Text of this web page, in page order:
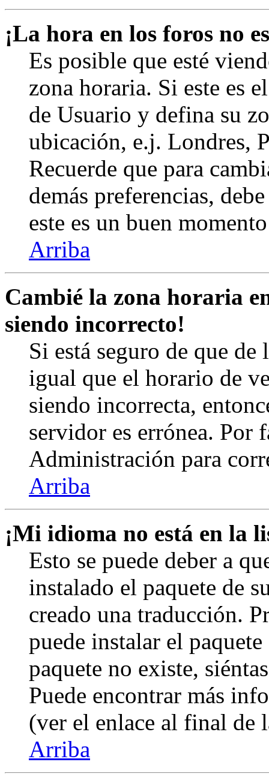
¡La hora en los foros no
Es posible que esté
zona horaria. Si este es
de Usuario y defina su
ubicación, e.j. Londres,
Recuerde que para
demás preferencias,
este es un buen
Arriba
Cambié la zona horaria
siendo incorrecto!
Si está seguro de que
igual que el horario de
siendo incorrecta,
servidor es errónea. Por
Administración para
Arriba
¡Mi idioma no está en la
Esto se puede deber a
instalado el paquete de
creado una traducción.
puede instalar el
paquete no existe,
Puede encontrar más
(ver el enlace al final de
Arriba